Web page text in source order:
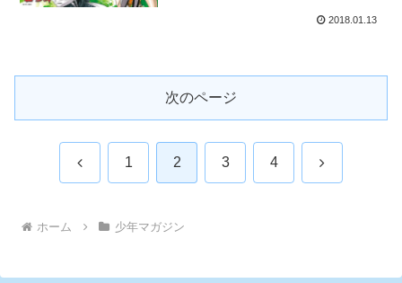
2018.01.13
次のページ
前 1 2 3 4 次
ホーム 少年マガジン